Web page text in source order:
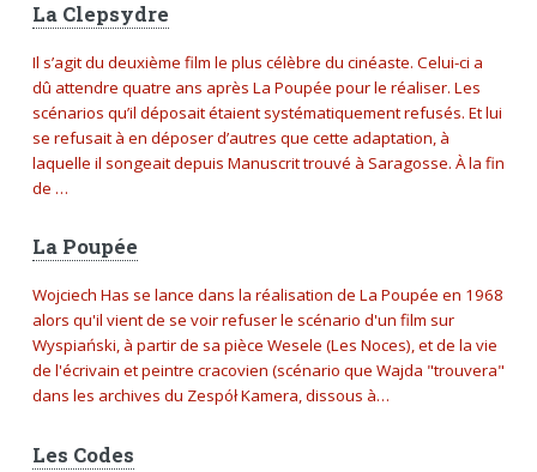
La Clepsydre
Il s’agit du deuxième film le plus célèbre du cinéaste. Celui-ci a
dû attendre quatre ans après La Poupée pour le réaliser. Les
scénarios qu’il déposait étaient systématiquement refusés. Et lui
se refusait à en déposer d’autres que cette adaptation, à
laquelle il songeait depuis Manuscrit trouvé à Saragosse. À la fin
de …
La Poupée
Wojciech Has se lance dans la réalisation de La Poupée en 1968
alors qu'il vient de se voir refuser le scénario d'un film sur
Wyspiański, à partir de sa pièce Wesele (Les Noces), et de la vie
de l'écrivain et peintre cracovien (scénario que Wajda "trouvera"
dans les archives du Zespół Kamera, dissous à…
Les Codes